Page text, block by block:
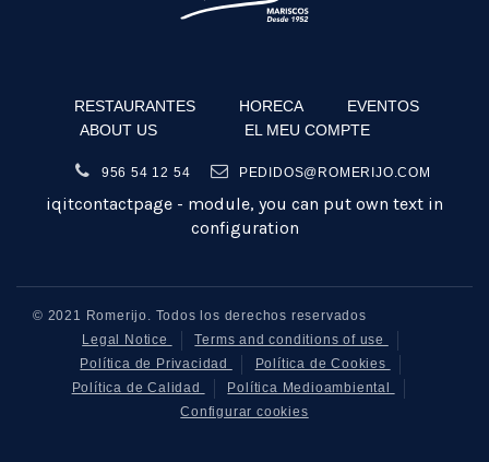
RESTAURANTES HORECA
EVENTOS
ABOUT US
EL MEU COMPTE
956 54 12 54 PEDIDOS@ROMERIJO.COM
iqitcontactpage - module, you can put own text in
configuration
© 2021 Romerijo. Todos los derechos reservados
Legal Notice
Terms and conditions of use
Política de Privacidad
Política de Cookies
Política de Calidad
Política Medioambiental
Configurar cookies